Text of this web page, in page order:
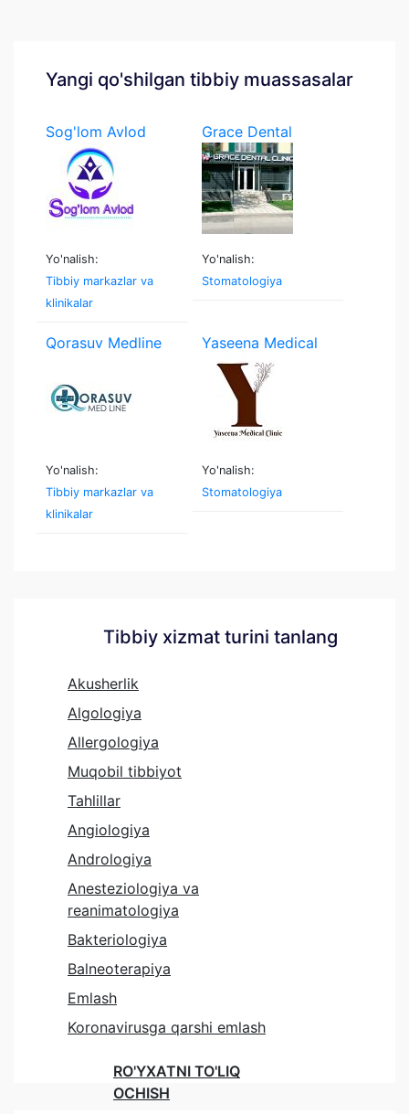
Yangi qo'shilgan tibbiy muassasalar
Sog'lom Avlod
Yo'nalish:
Tibbiy markazlar va
klinikalar
Grace Dental
Yo'nalish:
Stomatologiya
Qorasuv Medline
Yo'nalish:
Tibbiy markazlar va
klinikalar
Yaseena Medical
Clinic
Yo'nalish:
Stomatologiya
Tibbiy xizmat turini tanlang
Akusherlik
Algologiya
Allergologiya
Muqobil tibbiyot
Tahlillar
Angiologiya
Andrologiya
Anesteziologiya va
reanimatologiya
Bakteriologiya
Balneoterapiya
Emlash
Koronavirusga qarshi emlash
RO'YXATNI TO'LIQ
OCHISH